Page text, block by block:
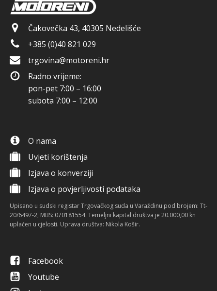
Čakovečka 43, 40305 Nedelišće
+385 (0)40 821 029
trgovina@motoreni.hr
Radno vrijeme:
pon-pet 7:00 – 16:00
subota 7:00 – 12:00
O nama
Uvjeti korištenja
Izjava o konverziji
Izjava o povjerljivosti podataka
Upisano u sudski registar Trgovačkog suda u Varaždinu pod brojem: Tt-
20/6497-2, MBS: 070181554. Temeljni kapital društva je 20.000,00 kn
uplaćen u cjelosti. Uprava društva: Nikola Košir.
Facebook
Youtube